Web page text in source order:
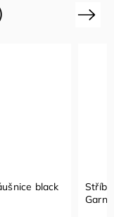
black
Next